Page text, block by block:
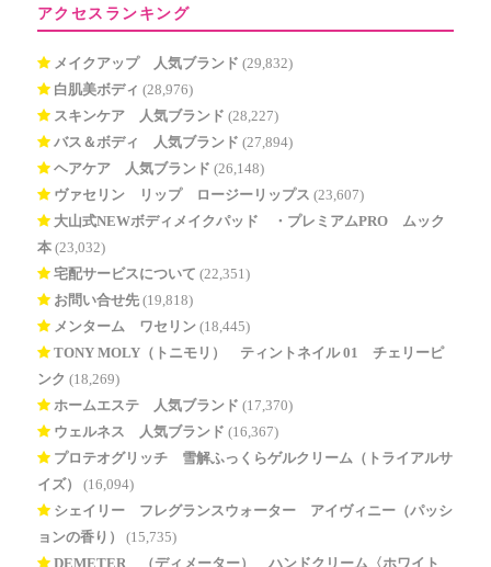
アクセスランキング
メイクアップ 人気ブランド (29,832)
白肌美ボディ (28,976)
スキンケア 人気ブランド (28,227)
バス＆ボディ 人気ブランド (27,894)
ヘアケア 人気ブランド (26,148)
ヴァセリン リップ ロージーリップス (23,607)
大山式NEWボディメイクパッド®・プレミアムPRO ムック
本 (23,032)
宅配サービスについて (22,351)
お問い合せ先 (19,818)
メンターム ワセリン (18,445)
TONY MOLY（トニモリ） ティントネイル 01 チェリーピ
ンク (18,269)
ホームエステ 人気ブランド (17,370)
ウェルネス 人気ブランド (16,367)
プロテオグリッチ 雪解ふっくらゲルクリーム（トライアルサ
イズ）
(16,094)
シェイリー フレグランスウォーター アイヴィニー（パッシ
ョンの香り）
(15,735)
DEMETER®（ディメーター） ハンドクリーム〈ホワイト